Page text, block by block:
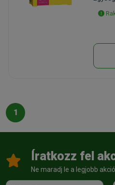
1
Íratkozz fel
Ne maradj le a legjobb